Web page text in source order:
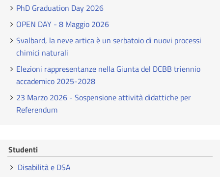
PhD Graduation Day 2026
OPEN DAY - 8 Maggio 2026
Svalbard, la neve artica è un serbatoio di nuovi processi
chimici naturali
Elezioni rappresentanze nella Giunta del DCBB triennio
accademico 2025-2028
23 Marzo 2026 - Sospensione attività didattiche per
Referendum
Studenti
Disabilità e DSA